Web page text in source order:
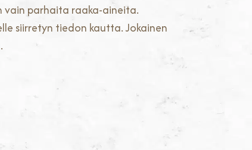
vain parhaita raaka-aineita.
siirretyn tiedon kautta. Jokainen